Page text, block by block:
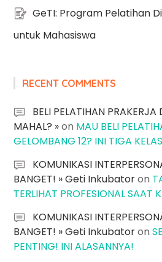
GeTI: Program Pelatihan
untuk Mahasiswa
RECENT COMMENTS
BELI PELATIHAN PRAKERJA
MAHAL? »on MAU BELI
GELOMBANG 12? INI TIGA
KOMUNIKASI
BANGET! » Geti Inkubatoron
TERLIHAT PROFESIONAL SAAT
KOMUNIKASI
BANGET! » Geti Inkubatoron
PENTING! INI ALASANNYA!